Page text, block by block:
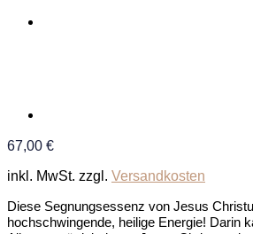
67,00 €
inkl. MwSt. zzgl. Versandkosten
Diese Segnungsessenz von Jesus
hochschwingende, heilige Energie! Darin